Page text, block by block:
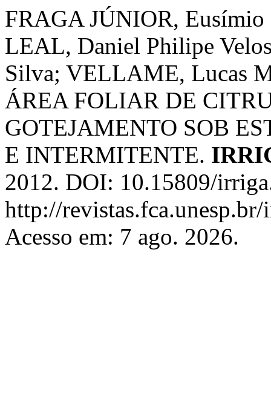
FRAGA JÚNIOR,
LEAL, Daniel Philipe
Silva; VELLAME, Lucas
ÁREA FOLIAR DE
GOTEJAMENTO SOB
E INTERMITENTE.
2012. DOI: 10.15809/
http://
Acesso em: 7 ago. 2026.